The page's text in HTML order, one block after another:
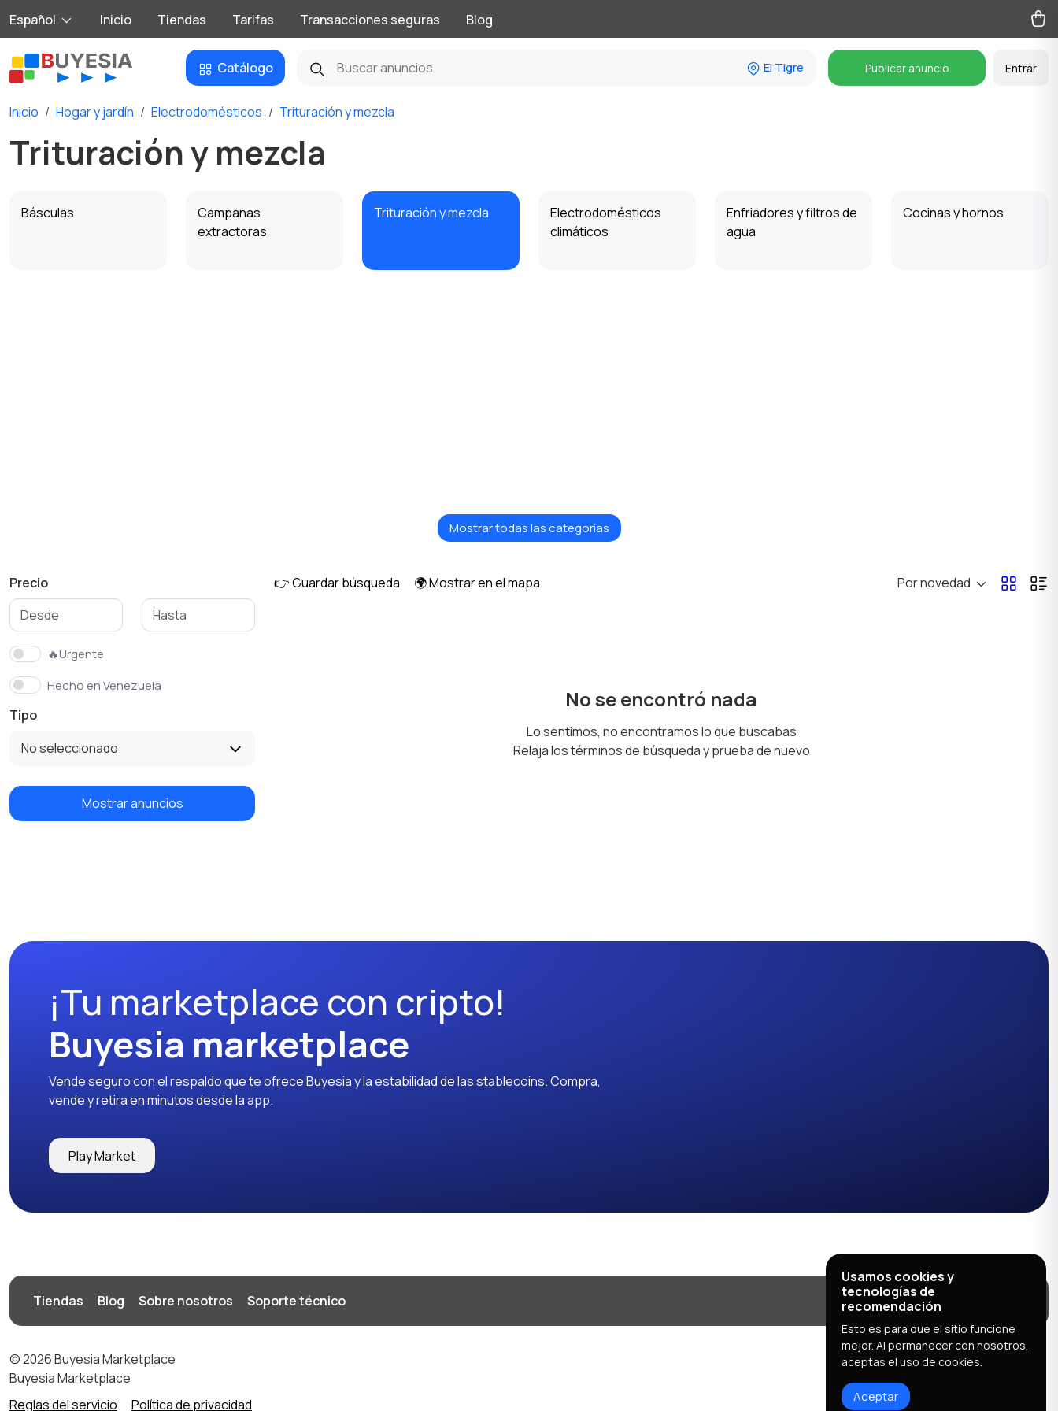
Español Inicio Tiendas Tarifas Transacciones seguras Blog
Catálogo El Tigre Publicar anuncio Entrar
Inicio Hogar y jardín Electrodomésticos Trituración y mezcla
Trituración y mezcla
Básculas
Campanas
extractoras
Trituración y mezcla
Electrodomésticos
climáticos
Enfriadores y filtros de
agua
Cocinas y hornos
Mostrar todas las categorías
Precio
🔥Urgente
Hecho en Venezuela
Tipo
No seleccionado
Mostrar anuncios
👉 Guardar búsqueda 🌍 Mostrar en el mapa Por novedad
No se encontró nada
Lo sentimos, no encontramos lo que buscabas
Relaja los términos de búsqueda y prueba de nuevo
¡Tu marketplace con cripto!
Buyesia marketplace
Vende seguro con el respaldo que te ofrece Buyesia y la estabilidad de las stablecoins. Compra,
vende y retira en minutos desde la app.
Play Market
Tiendas Blog Sobre nosotros Soporte técnico
© 2026 Buyesia Marketplace
Buyesia Marketplace
Reglas del servicio
Política de privacidad
Usamos cookies y
tecnologías de
recomendación
Esto es para que el sitio funcione
mejor. Al permanecer con nosotros,
aceptas el uso de cookies.
Aceptar